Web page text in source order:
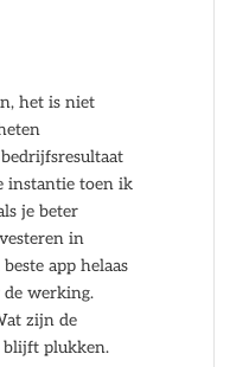
het is niet
instantie toen ik
je beter
in
app helaas
de werking.
zijn de
blijft plukken.